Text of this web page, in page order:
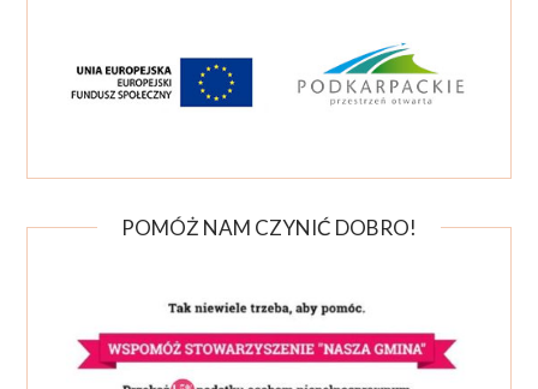
POMÓŻ NAM CZYNIĆ DOBRO!